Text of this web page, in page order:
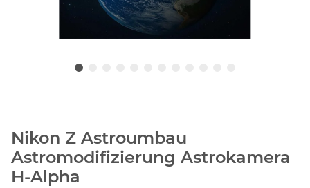
Nikon Z Astroumbau
Astromodifizierung Astrokamera
H-Alpha